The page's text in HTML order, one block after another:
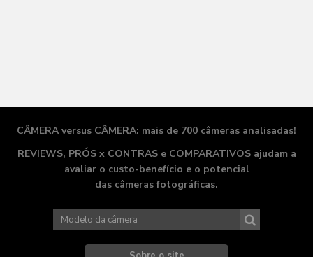
CÂMERA versus CÂMERA: mais de 700 câmeras analisadas!
REVIEWS, PRÓS x CONTRAS e COMPARATIVOS ajudam a
avaliar o custo-benefício e o potencial
das câmeras fotográficas.